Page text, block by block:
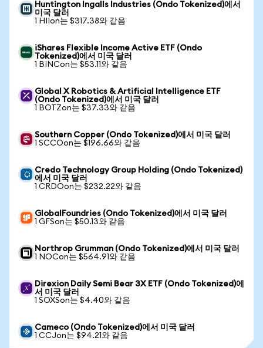
Huntington Ingalls Industries (Ondo Tokenized)에서
미국 달러
1 HIIon는 $317.38와 같음
iShares Flexible Income Active ETF (Ondo
Tokenized)에서 미국 달러
1 BINCon는 $53.11와 같음
Global X Robotics & Artificial Intelligence ETF
(Ondo Tokenized)에서 미국 달러
1 BOTZon는 $37.33와 같음
Southern Copper (Ondo Tokenized)에서 미국 달러
1 SCCOon는 $196.66와 같음
Credo Technology Group Holding (Ondo Tokenized)
에서 미국 달러
1 CRDOon는 $232.22와 같음
GlobalFoundries (Ondo Tokenized)에서 미국 달러
1 GFSon는 $50.13와 같음
Northrop Grumman (Ondo Tokenized)에서 미국 달러
1 NOCon는 $564.91와 같음
Direxion Daily Semi Bear 3X ETF (Ondo Tokenized)에
서 미국 달러
1 SOXSon는 $4.40와 같음
Cameco (Ondo Tokenized)에서 미국 달러
1 CCJon는 $94.21와 같음